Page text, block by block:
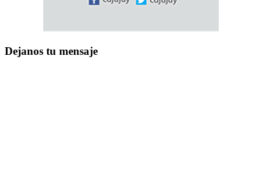
Dejanos tu mensaje